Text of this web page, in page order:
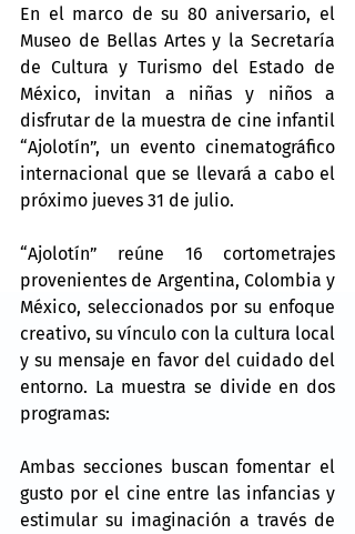
En el marco de su 80 aniversario, el
Museo de Bellas Artes y la Secretaría
de Cultura y Turismo del Estado de
México, invitan a niñas y niños a
disfrutar de la muestra de cine infantil
“Ajolotín”, un evento cinematográfico
internacional que se llevará a cabo el
próximo jueves 31 de julio.
“Ajolotín” reúne 16 cortometrajes
provenientes de Argentina, Colombia y
México, seleccionados por su enfoque
creativo, su vínculo con la cultura local
y su mensaje en favor del cuidado del
entorno. La muestra se divide en dos
programas:
Ambas secciones buscan fomentar el
gusto por el cine entre las infancias y
estimular su imaginación a través de